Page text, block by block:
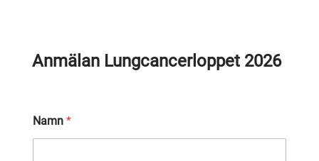
Anmälan Lungcancerloppet 2026
Namn *